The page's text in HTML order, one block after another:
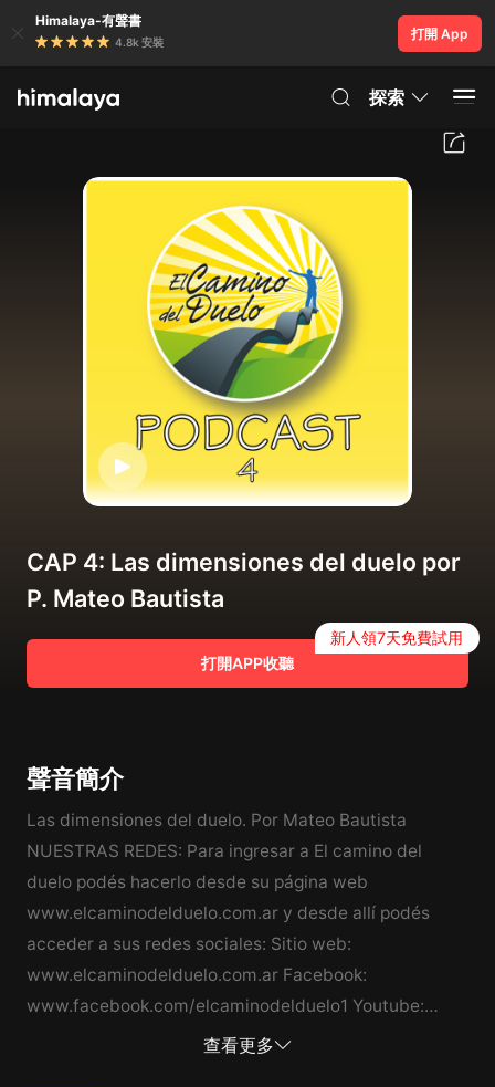
Himalaya-有聲書
4.8k 安裝
打開 App
探索
CAP 4: Las dimensiones del duelo por
P. Mateo Bautista
打開APP收聽
新人領7天免費試用
聲音簡介
Las dimensiones del duelo. Por Mateo Bautista
NUESTRAS REDES: Para ingresar a El camino del
duelo podés hacerlo desde su página web
www.elcaminodelduelo.com.ar y desde allí podés
acceder a sus redes sociales: Sitio web:
www.elcaminodelduelo.com.ar Facebook:
www.facebook.com/elcaminodelduelo1 Youtube:
www.youtube.com/user/Gruporesurreccion
查看更多